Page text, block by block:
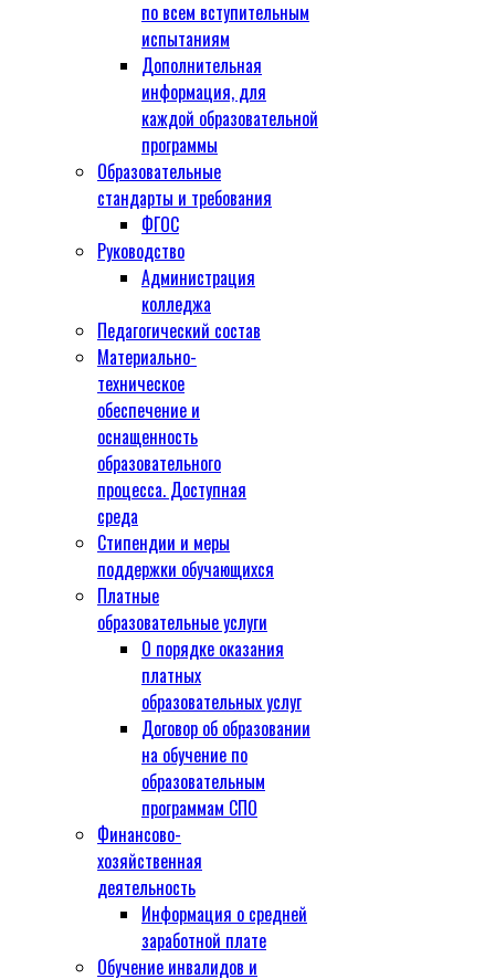
по всем вступительным
испытаниям
Дополнительная
информация, для
каждой образовательной
программы
Образовательные
стандарты и требования
ФГОС
Руководство
Администрация
колледжа
Педагогический состав
Материально-
техническое
обеспечение и
оснащенность
образовательного
процесса. Доступная
среда
Стипендии и меры
поддержки обучающихся
Платные
образовательные услуги
О порядке оказания
платных
образовательных услуг
Договор об образовании
на обучение по
образовательным
программам СПО
Финансово-
хозяйственная
деятельность
Информация о средней
заработной плате
Обучение инвалидов и